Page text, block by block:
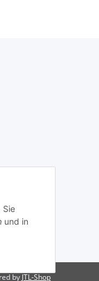
Sie
und in
by JTL-Shop